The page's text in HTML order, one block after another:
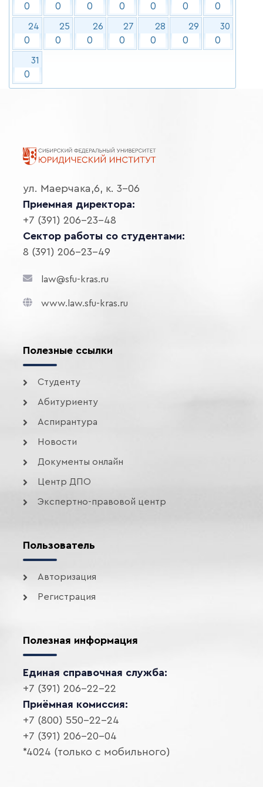
0 0 0 0 0 0 0
24
0
25
0
26
0
27
0
28
0
29
0
30
0
31
0
ул. Маерчака,6, к. 3-06
Приемная директора:
+7 (391) 206-23-48
Сектор работы со студентами:
8 (391) 206-23-49
law@sfu-kras.ru
www.law.sfu-kras.ru
Полезные ссылки
Студенту
Абитуриенту
Аспирантура
Новости
Документы онлайн
Центр ДПО
Экспертно-правовой центр
Пользователь
Авторизация
Регистрация
Полезная информация
Единая справочная служба:
+7 (391) 206-22-22
Приёмная комиссия:
+7 (800) 550-22-24
+7 (391) 206-20-04
*4024 (только с мобильного)